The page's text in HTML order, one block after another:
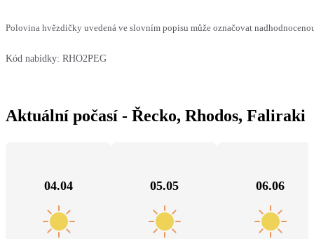
Polovina hvězdičky uvedená ve slovním popisu může označovat
Kód nabídky: RHO2PEG
Aktuální počasí - Řecko, Rhodos, Faliraki
04.04 05.05 06.06